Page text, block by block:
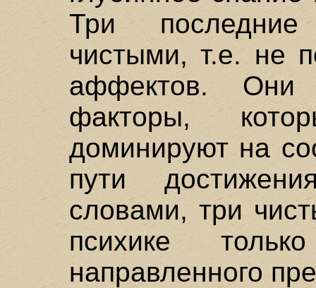
Три
чистыми, т.е. не
аффектов. Они
факторы,
доминируют на
пути
словами, три
психике
направленного